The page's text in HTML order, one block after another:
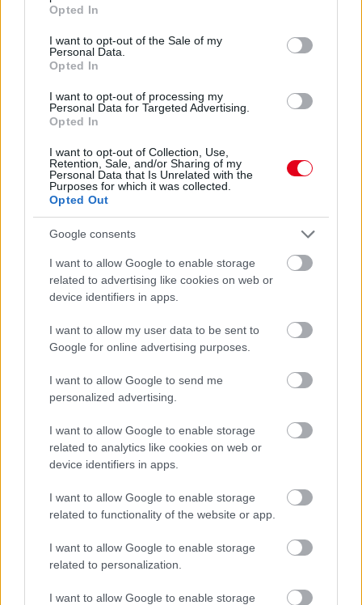
use your data for below specified purposes in below Google
consent section.
Opted In
I want to opt-out of the Sale of my
Personal Data.
Opted In
I want to opt-out of processing my
Personal Data for Targeted Advertising.
Opted In
I want to opt-out of Collection, Use,
Retention, Sale, and/or Sharing of my
Personal Data that Is Unrelated with the
Purposes for which it was collected.
Opted Out
Google consents
I want to allow Google to enable storage
related to advertising like cookies on web or
device identifiers in apps.
I want to allow my user data to be sent to
Google for online advertising purposes.
I want to allow Google to send me
personalized advertising.
I want to allow Google to enable storage
related to analytics like cookies on web or
device identifiers in apps.
I want to allow Google to enable storage
related to functionality of the website or app.
I want to allow Google to enable storage
related to personalization.
I want to allow Google to enable storage
1 napja
Megvan, mikor kezdődik az F1-es Bahreini Nagydíj
Malajziában
2 napja
Ilyen lehet a jövő F1-es szabályrendszere Domenicali
szerint